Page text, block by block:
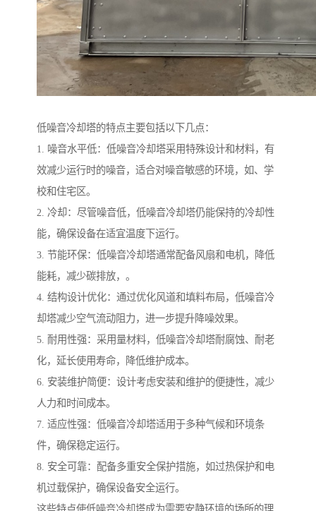
低噪音冷却塔的特点主要包括以下几点：
1. 噪音水平低：低噪音冷却塔采用特殊设计和材料，有
效减少运行时的噪音，适合对噪音敏感的环境，如、学
校和住宅区。
2. 冷却：尽管噪音低，低噪音冷却塔仍能保持的冷却性
能，确保设备在适宜温度下运行。
3. 节能环保：低噪音冷却塔通常配备风扇和电机，降低
能耗，减少碳排放，。
4. 结构设计优化：通过优化风道和填料布局，低噪音冷
却塔减少空气流动阻力，进一步提升降噪效果。
5. 耐用性强：采用量材料，低噪音冷却塔耐腐蚀、耐老
化，延长使用寿命，降低维护成本。
6. 安装维护简便：设计考虑安装和维护的便捷性，减少
人力和时间成本。
7. 适应性强：低噪音冷却塔适用于多种气候和环境条
件，确保稳定运行。
8. 安全可靠：配备多重安全保护措施，如过热保护和电
机过载保护，确保设备安全运行。